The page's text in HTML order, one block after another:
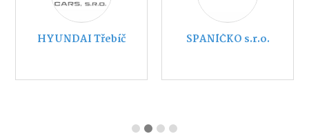
HYUNDAI Třebíč SPANÍČKO s.r.o.